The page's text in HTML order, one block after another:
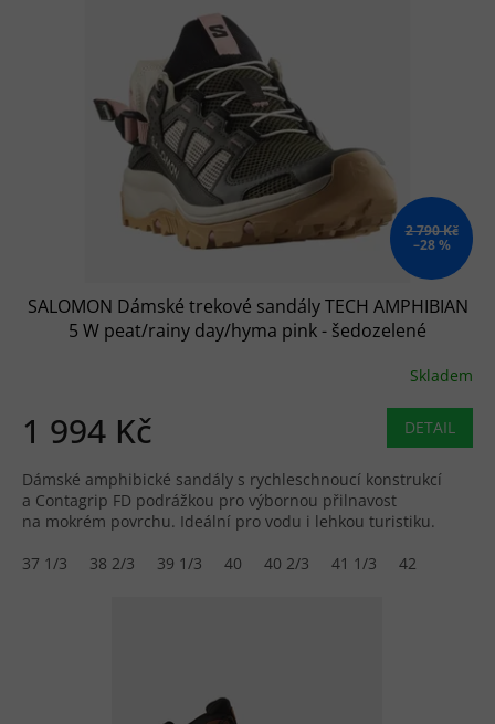
2 790 Kč
–28 %
SALOMON Dámské trekové sandály TECH AMPHIBIAN
5 W peat/rainy day/hyma pink - šedozelené
Skladem
1 994 Kč DETAIL
Dámské amphibické sandály s rychleschnoucí konstrukcí
a Contagrip FD podrážkou pro výbornou přilnavost
na mokrém povrchu. Ideální pro vodu i lehkou turistiku.
37 1/3
38 2/3 39 1/3 40 40 2/3 41 1/3 42